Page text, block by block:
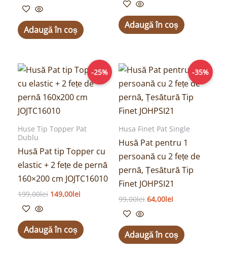
Adaugă în coș Adaugă în coș
-25%
Huse Tip Topper Pat
Dublu
Husă Pat tip Topper cu
elastic + 2 fețe de pernă
160×200 cm JOJTC16010
199,00lei
Prețul
inițial
a
fost:
199,00lei.
149,00lei
Prețul
curent
este:
149,00lei.
Adaugă în coș
-35%
Husa Finet Pat Single
Husă Pat pentru 1
persoană cu 2 fețe de
pernă, Țesătură Tip
Finet JOHPSI21
99,00lei
Prețul
inițial
a
fost:
99,00lei.
64,00lei
Prețul
curent
este:
64,00lei.
Adaugă în coș